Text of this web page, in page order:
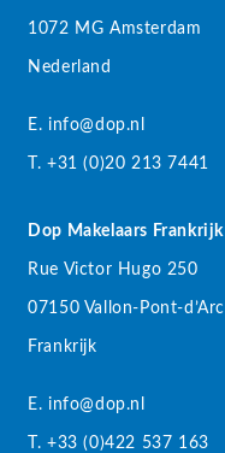
1072 MG Amsterdam
Nederland
E. info@dop.nl
T. +31 (0)20 213 7441
Dop Makelaars Frankrijk
Rue Victor Hugo 250
07150 Vallon-Pont-d’Arc
Frankrijk
E. info@dop.nl
T. +33 (0)422 537 163